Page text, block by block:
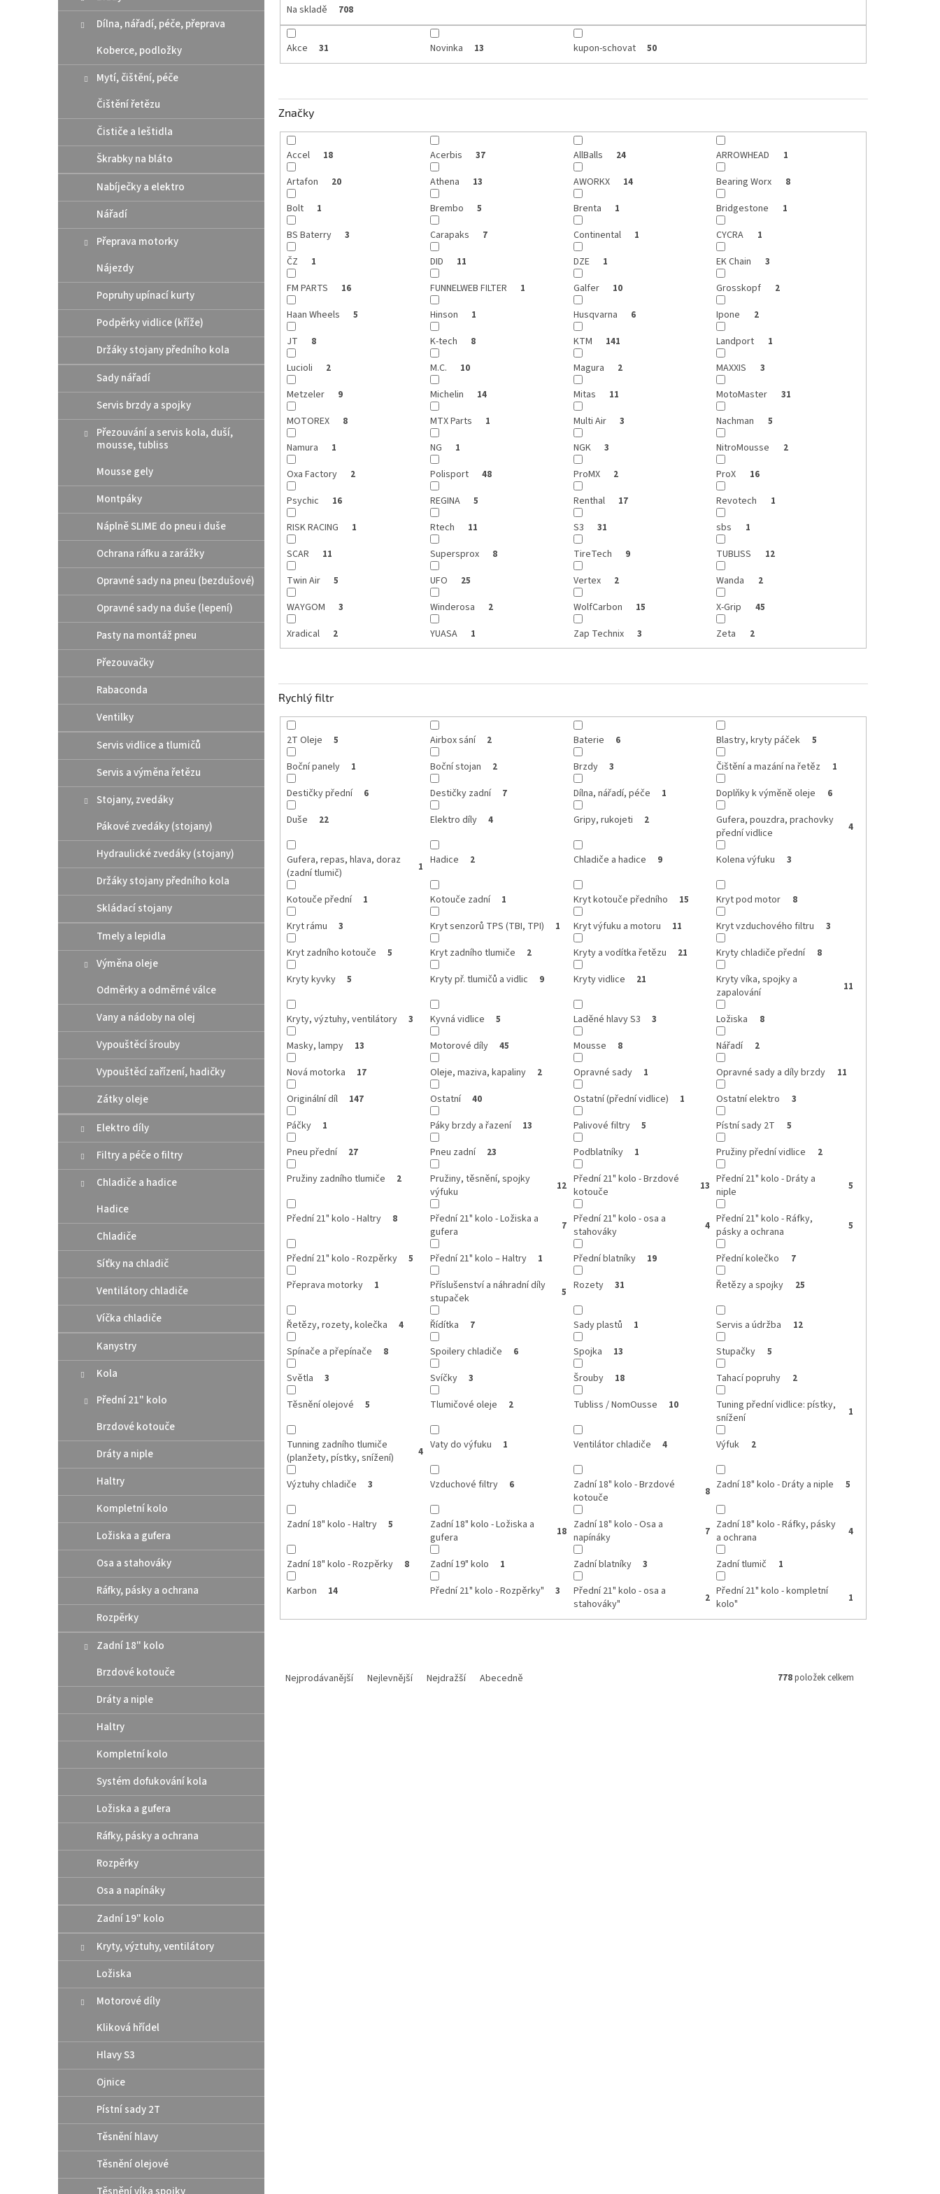
Dílna, nářadí, péče, přeprava
Koberce, podložky
Mytí, čištění, péče
Čištění řetězu
Čističe a leštidla
Škrabky na bláto
Nabíječky a elektro
Nářadí
Přeprava motorky
Nájezdy
Popruhy upínací kurty
Podpěrky vidlice (kříže)
Držáky stojany předního kola
Sady nářadí
Servis brzdy a spojky
Přezouvání a servis kola, duší,
mousse, tubliss
Mousse gely
Montpáky
Náplně SLIME do pneu i duše
Ochrana ráfku a zarážky
Opravné sady na pneu (bezdušové)
Opravné sady na duše (lepení)
Pasty na montáž pneu
Přezouvačky
Rabaconda
Ventilky
Servis vidlice a tlumičů
Servis a výměna řetězu
Stojany, zvedáky
Pákové zvedáky (stojany)
Hydraulické zvedáky (stojany)
Držáky stojany předního kola
Skládací stojany
Tmely a lepidla
Výměna oleje
Odměrky a odměrné válce
Vany a nádoby na olej
Vypouštěcí šrouby
Vypouštěcí zařízení, hadičky
Zátky oleje
Elektro díly
Filtry a péče o filtry
Chladiče a hadice
Hadice
Chladiče
Síťky na chladič
Ventilátory chladiče
Víčka chladiče
Kanystry
Kola
Přední 21" kolo
Brzdové kotouče
Dráty a niple
Haltry
Kompletní kolo
Ložiska a gufera
Osa a stahováky
Ráfky, pásky a ochrana
Rozpěrky
Zadní 18" kolo
Brzdové kotouče
Dráty a niple
Haltry
Kompletní kolo
Systém dofukování kola
Ložiska a gufera
Ráfky, pásky a ochrana
Rozpěrky
Osa a napínáky
Zadní 19" kolo
Kryty, výztuhy, ventilátory
Ložiska
Motorové díly
Kliková hřídel
Hlavy S3
Ojnice
Pístní sady 2T
Těsnění hlavy
Těsnění olejové
Na skladě 708
Akce 31 Novinka 13 kupon-schovat 50
Značky
Accel 18 Acerbis 37 AllBalls 24 ARROWHEAD 1
Artafon 20 Athena 13 AWORKX 14 Bearing Worx 8
Bolt 1 Brembo 5 Brenta 1 Bridgestone 1
BS Baterry 3 Carapaks 7 Continental 1 CYCRA 1
ČZ 1 DID 11 DZE 1 EK Chain 3
FM PARTS 16 FUNNELWEB FILTER 1 Galfer 10 Grosskopf 2
Haan Wheels 5 Hinson 1 Husqvarna 6 Ipone 2
JT 8 K-tech 8 KTM 141 Landport 1
Lucioli 2 M.C. 10 Magura 2 MAXXIS 3
Metzeler 9 Michelin 14 Mitas 11 MotoMaster 31
MOTOREX 8 MTX Parts 1 Multi Air 3 Nachman 5
Namura 1 NG 1 NGK 3 NitroMousse 2
Oxa Factory 2 Polisport 48 ProMX 2 ProX 16
Psychic 16 REGINA 5 Renthal 17 Revotech 1
RISK RACING 1 Rtech 11 S3 31 sbs 1
SCAR 11 Supersprox 8 TireTech 9 TUBLISS 12
Twin Air 5 UFO 25 Vertex 2 Wanda 2
WAYGOM 3 Winderosa 2 WolfCarbon 15 X-Grip 45
Xradical 2 YUASA 1 Zap Technix 3 Zeta 2
Rychlý filtr
2T Oleje 5 Airbox sání 2 Baterie 6 Blastry, kryty páček 5
Boční panely 1 Boční stojan 2 Brzdy 3 Čištění a mazání na řetěz 1
Destičky přední 6 Destičky zadní 7 Dílna, nářadí, péče 1 Doplňky k výměně oleje 6
Duše 22 Elektro díly 4 Gripy, rukojeti 2
Gufera, pouzdra, prachovky
přední vidlice
4
Gufera, repas, hlava, doraz
(zadní tlumič)
1 Hadice 2 Chladiče a hadice 9 Kolena výfuku 3
Kotouče přední 1 Kotouče zadní 1 Kryt kotouče předního 15 Kryt pod motor 8
Kryt rámu 3 Kryt senzorů TPS (TBI, TPI) 1 Kryt výfuku a motoru 11 Kryt vzduchového filtru 3
Kryt zadního kotouče 5 Kryt zadního tlumiče 2 Kryty a vodítka řetězu 21 Kryty chladiče přední 8
Kryty kyvky 5 Kryty př. tlumičů a vidlic 9 Kryty vidlice 21
Kryty víka, spojky a
zapalování
11
Kryty, výztuhy, ventilátory 3 Kyvná vidlice 5 Laděné hlavy S3 3 Ložiska 8
Masky, lampy 13 Motorové díly 45 Mousse 8 Nářadí 2
Nová motorka 17 Oleje, maziva, kapaliny 2 Opravné sady 1 Opravné sady a díly brzdy 11
Originální díl 147 Ostatní 40 Ostatní (přední vidlice) 1 Ostatní elektro 3
Páčky 1 Páky brzdy a řazení 13 Palivové filtry 5 Pístní sady 2T 5
Pneu přední 27 Pneu zadní 23 Podblatníky 1 Pružiny přední vidlice 2
Pružiny zadního tlumiče 2
Pružiny, těsnění, spojky
výfuku
12 Přední 21" kolo - Brzdové
kotouče
13 Přední 21" kolo - Dráty a
niple
5
Přední 21" kolo - Haltry 8
Přední 21" kolo - Ložiska a
gufera
7 Přední 21" kolo - osa a
stahováky
4 Přední 21" kolo - Ráfky,
pásky a ochrana
5
Přední 21" kolo - Rozpěrky 5 Přední 21" kolo – Haltry 1 Přední blatníky 19 Přední kolečko 7
Přeprava motorky 1
Příslušenství a náhradní díly
stupaček
5 Rozety 31 Řetězy a spojky 25
Řetězy, rozety, kolečka 4 Řídítka 7 Sady plastů 1 Servis a údržba 12
Spínače a přepínače 8 Spoilery chladiče 6 Spojka 13 Stupačky 5
Světla 3 Svíčky 3 Šrouby 18 Tahací popruhy 2
Těsnění olejové 5 Tlumičové oleje 2 Tubliss / NomOusse 10
Tuning přední vidlice: pístky,
snížení
1
Tunning zadního tlumiče
(planžety, pístky, snížení)
4 Vaty do výfuku 1 Ventilátor chladiče 4 Výfuk 2
Výztuhy chladiče 3 Vzduchové filtry 6
Zadní 18" kolo - Brzdové
kotouče
8 Zadní 18" kolo - Dráty a niple 5
Zadní 18" kolo - Haltry 5
Zadní 18" kolo - Ložiska a
gufera
18
Zadní 18" kolo - Osa a
napínáky
7 Zadní 18" kolo - Ráfky, pásky
a ochrana
4
Zadní 18" kolo - Rozpěrky 8 Zadní 19" kolo 1 Zadní blatníky 3 Zadní tlumič 1
Karbon 14 Přední 21" kolo - Rozpěrky" 3
Přední 21" kolo - osa a
stahováky"
2 Přední 21" kolo - kompletní
kolo"
1
Nejprodávanější Nejlevnější Nejdražší Abecedně 778položek celkem